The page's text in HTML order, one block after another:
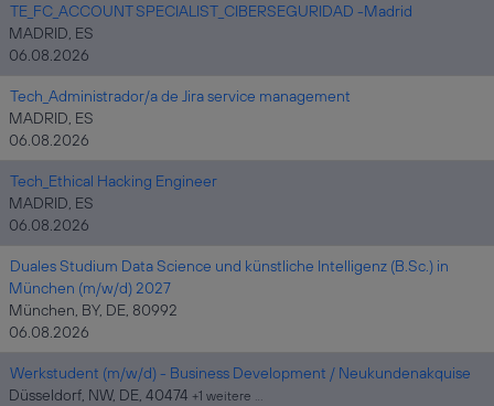
TE_FC_ACCOUNT SPECIALIST_CIBERSEGURIDAD -Madrid
MADRID, ES
06.08.2026
Tech_Administrador/a de Jira service management
MADRID, ES
06.08.2026
Tech_Ethical Hacking Engineer
MADRID, ES
06.08.2026
Duales Studium Data Science und künstliche Intelligenz (B.Sc.) in
München (m/w/d) 2027
München, BY, DE, 80992
06.08.2026
Werkstudent (m/w/d) - Business Development / Neukundenakquise
Düsseldorf, NW, DE, 40474 +1 weitere …